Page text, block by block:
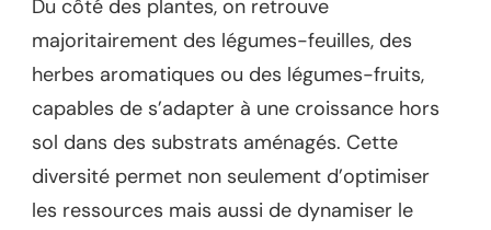
Du côté des plantes, on retrouve
majoritairement des légumes-feuilles, des
herbes aromatiques ou des légumes-fruits,
capables de s’adapter à une croissance hors
sol dans des substrats aménagés. Cette
diversité permet non seulement d’optimiser
les ressources mais aussi de dynamiser le